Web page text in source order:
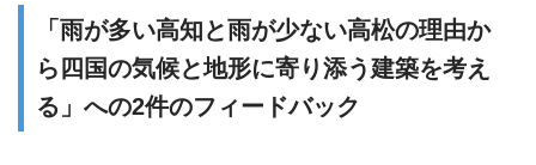
「雨が多い高知と雨が少ない高松の理由か
ら四国の気候と地形に寄り添う建築を考え
る」への2件のフィードバック